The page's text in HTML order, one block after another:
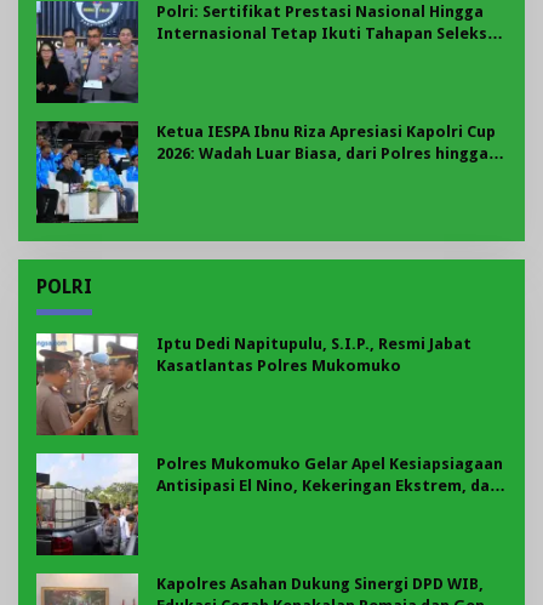
Polri: Sertifikat Prestasi Nasional Hingga
Internasional Tetap Ikuti Tahapan Seleksi
Ketua IESPA Ibnu Riza Apresiasi Kapolri Cup
2026: Wadah Luar Biasa, dari Polres hingga
POLRI
Iptu Dedi Napitupulu, S.I.P., Resmi Jabat
Kasatlantas Polres Mukomuko
Polres Mukomuko Gelar Apel Kesiapsiagaan
Antisipasi El Nino, Kekeringan Ekstrem, dan
Kapolres Asahan Dukung Sinergi DPD WIB,